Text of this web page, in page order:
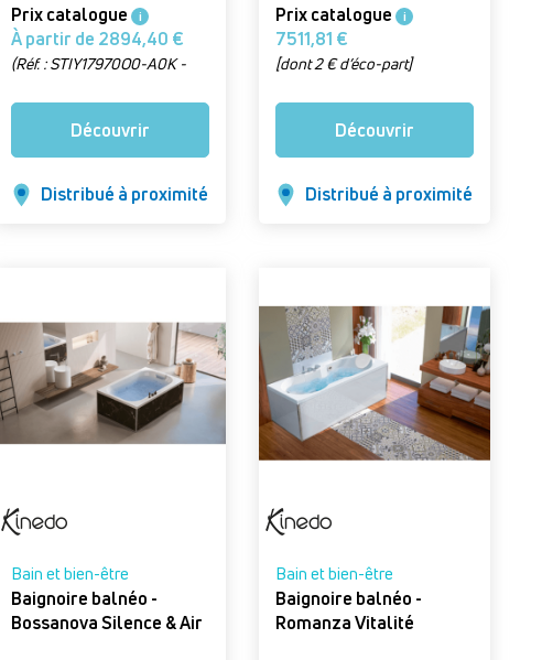
Prix catalogue i
À partir de 2894,40 €
(Réf. : STIY17970O0-A0K -
cm avec système Air Hydro
Air - Finition Blanc brillant -
Sans robinetterie, sans
tabliers)
Découvrir
Distribué à proximité
Prix catalogue i
7511,81 €
[dont 2 € d’éco-part]
Découvrir
Distribué à proximité
Bain et bien-être
Baignoire balnéo -
Bossanova Silence & Air
Bain et bien-être
Baignoire balnéo -
Romanza Vitalité